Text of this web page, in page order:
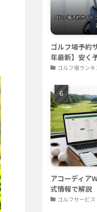
ゴルフ場予約
年最新】安く
ゴルフ場ラン
アコーディア
式情報で解説
ゴルフサービス